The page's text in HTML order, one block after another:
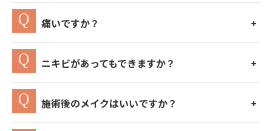
痛いですか？
ニキビがあってもできますか？
施術後のメイクはいいですか？